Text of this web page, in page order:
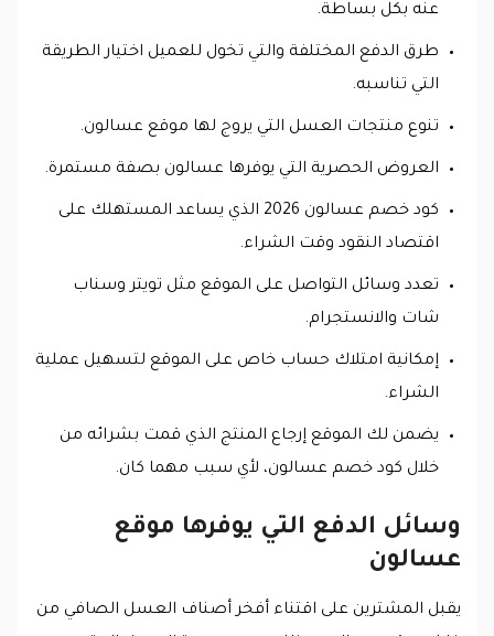
عنه بكل بساطة.
طرق الدفع المختلفة والتي تخول للعميل اختيار الطريقة
التي تناسبه.
تنوع منتجات العسل التي يروج لها موقع عسالون.
العروض الحصرية التي يوفرها عسالون بصفة مستمرة.
كود خصم عسالون 2026 الذي يساعد المستهلك على
اقتصاد النقود وقت الشراء.
تعدد وسائل التواصل على الموقع مثل تويتر وسناب
شات والانستجرام.
إمكانية امتلاك حساب خاص على الموقع لتسهيل عملية
الشراء.
يضمن لك الموقع إرجاع المنتج الذي قمت بشرائه من
خلال كود خصم عسالون، لأي سبب مهما كان.
وسائل الدفع التي يوفرها موقع
عسالون
يقبل المشترين على اقتناء أفخر أصناف العسل الصافي من